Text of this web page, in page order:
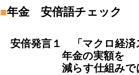
■年金 安倍語チェック
安倍発言１ 「マクロ経済
年金の実額を
減らす仕組みでは